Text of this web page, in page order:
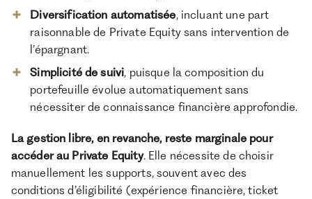
Diversification automatisée, incluant une part
raisonnable de Private Equity sans intervention de
l’épargnant.
Simplicité de suivi, puisque la composition du
portefeuille évolue automatiquement sans
nécessiter de connaissance financière approfondie.
La gestion libre, en revanche, reste marginale pour
accéder au Private Equity. Elle nécessite de choisir
manuellement les supports, souvent avec des
conditions d’éligibilité (expérience financière, ticket